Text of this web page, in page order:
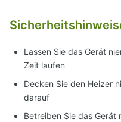
Lassen Sie das Gerät
Zeit laufen
Decken Sie den Heizer
darauf
Betreiben Sie das Gerät